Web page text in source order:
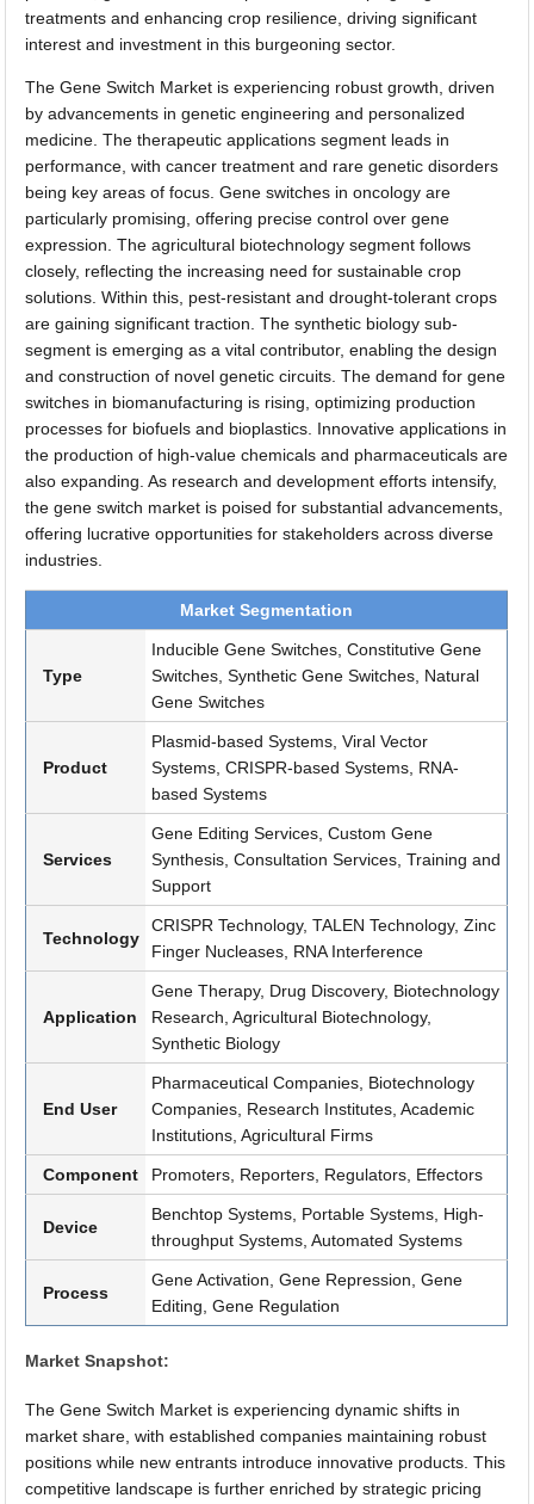
treatments and enhancing crop resilience, driving significant
interest and investment in this burgeoning sector.
The Gene Switch Market is experiencing robust growth, driven
by advancements in genetic engineering and personalized
medicine. The therapeutic applications segment leads in
performance, with cancer treatment and rare genetic disorders
being key areas of focus. Gene switches in oncology are
particularly promising, offering precise control over gene
expression. The agricultural biotechnology segment follows
closely, reflecting the increasing need for sustainable crop
solutions. Within this, pest-resistant and drought-tolerant crops
are gaining significant traction. The synthetic biology sub-
segment is emerging as a vital contributor, enabling the design
and construction of novel genetic circuits. The demand for gene
switches in biomanufacturing is rising, optimizing production
processes for biofuels and bioplastics. Innovative applications in
the production of high-value chemicals and pharmaceuticals are
also expanding. As research and development efforts intensify,
the gene switch market is poised for substantial advancements,
offering lucrative opportunities for stakeholders across diverse
industries.
Market Segmentation
Type
Inducible Gene Switches, Constitutive Gene
Switches, Synthetic Gene Switches, Natural
Gene Switches
Product
Plasmid-based Systems, Viral Vector
Systems, CRISPR-based Systems, RNA-
based Systems
Services
Gene Editing Services, Custom Gene
Synthesis, Consultation Services, Training and
Support
Technology
CRISPR Technology, TALEN Technology, Zinc
Finger Nucleases, RNA Interference
Application
Gene Therapy, Drug Discovery, Biotechnology
Research, Agricultural Biotechnology,
Synthetic Biology
End User
Pharmaceutical Companies, Biotechnology
Companies, Research Institutes, Academic
Institutions, Agricultural Firms
Component Promoters, Reporters, Regulators, Effectors
Device
Benchtop Systems, Portable Systems, High-
throughput Systems, Automated Systems
Process
Gene Activation, Gene Repression, Gene
Editing, Gene Regulation
Market Snapshot:
The Gene Switch Market is experiencing dynamic shifts in
market share, with established companies maintaining robust
positions while new entrants introduce innovative products. This
competitive landscape is further enriched by strategic pricing